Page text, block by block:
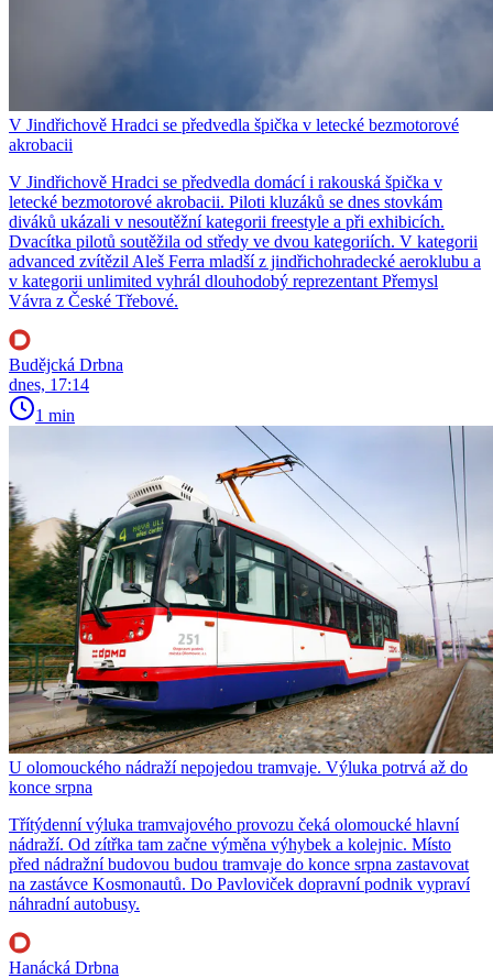
V Jindřichově Hradci se předvedla špička v letecké bezmotorové
akrobacii
V Jindřichově Hradci se předvedla domácí i rakouská špička v
letecké bezmotorové akrobacii. Piloti kluzáků se dnes stovkám
diváků ukázali v nesoutěžní kategorii freestyle a při exhibicích.
Dvacítka pilotů soutěžila od středy ve dvou kategoriích. V kategorii
advanced zvítězil Aleš Ferra mladší z jindřichohradecké aeroklubu a
v kategorii unlimited vyhrál dlouhodobý reprezentant Přemysl
Vávra z České Třebové.
Budějcká Drbna
dnes, 17:14
1 min
U olomouckého nádraží nepojedou tramvaje. Výluka potrvá až do
konce srpna
Třítýdenní výluka tramvajového provozu čeká olomoucké hlavní
nádraží. Od zítřka tam začne výměna výhybek a kolejnic. Místo
před nádražní budovou budou tramvaje do konce srpna zastavovat
na zastávce Kosmonautů. Do Pavloviček dopravní podnik vypraví
náhradní autobusy.
Hanácká Drbna